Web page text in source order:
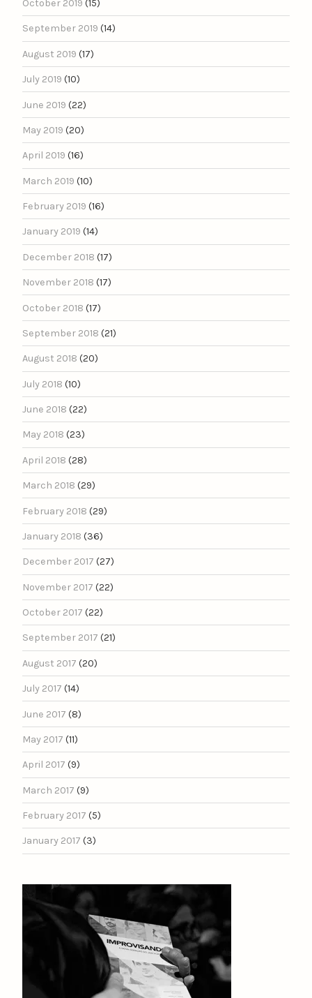
October 2019 (15)
September 2019 (14)
August 2019 (17)
July 2019 (10)
June 2019 (22)
May 2019 (20)
April 2019 (16)
March 2019 (10)
February 2019 (16)
January 2019 (14)
December 2018 (17)
November 2018 (17)
October 2018 (17)
September 2018 (21)
August 2018 (20)
July 2018 (10)
June 2018 (22)
May 2018 (23)
April 2018 (28)
March 2018 (29)
February 2018 (29)
January 2018 (36)
December 2017 (27)
November 2017 (22)
October 2017 (22)
September 2017 (21)
August 2017 (20)
July 2017 (14)
June 2017 (8)
May 2017 (11)
April 2017 (9)
March 2017 (9)
February 2017 (5)
January 2017 (3)